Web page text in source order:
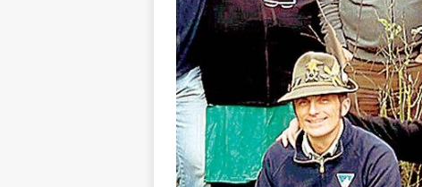
società: contestati
[ 6 Agosto 2026 ]
1,5 milioni di euro